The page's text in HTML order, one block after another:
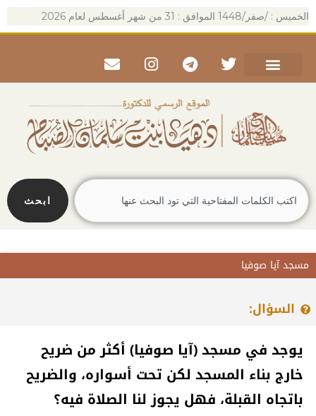
الخميس : /صفر/1448 الموافق : 31 من شهر أغسطس لعام 2026
Twitter
Telegram
Instagram
Envelope
Search
ابحث
مسجد آيا صوفيا
السؤال:
يوجد في مسجد (آيا صوفيا) أكثر من ضريح
خارج بناء المسجد لكن تحت أسواره، والضريح
باتجاه القبلة، فهل يجوز لنا الصلاة فيه؟